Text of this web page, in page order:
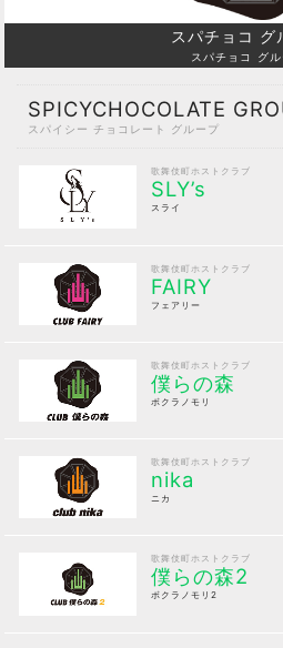
スパチョコ グ
スパチョコ グ
SPICYCHOCOLATE
スパイシー チョコレート グループ
歌舞伎町ホストクラブ
SLY’s
スライ
歌舞伎町ホストクラブ
FAIRY
フェアリー
歌舞伎町ホストクラブ
僕らの森
ボクラノモリ
歌舞伎町ホストクラブ
nika
ニカ
歌舞伎町ホストクラブ
僕らの森2
ボクラノモリ2